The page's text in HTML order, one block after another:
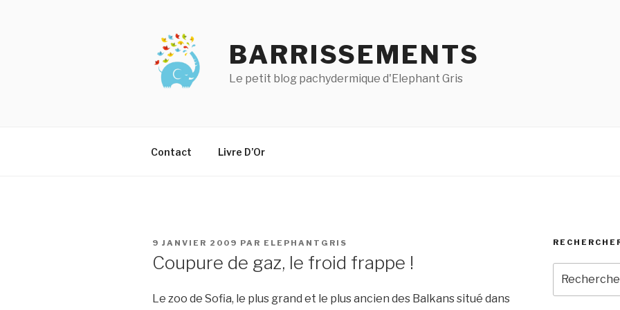
BARRISSEMENTS
Le petit blog pachydermique d'Elephant Gris
Contact Livre D’Or
PUBLIÉ
9 JANVIER 2009 PAR ELEPHANTGRIS
Coupure de gaz, le froid frappe !
Le zoo de Sofia, le plus grand et le plus ancien des Balkans situé dans
pour
: